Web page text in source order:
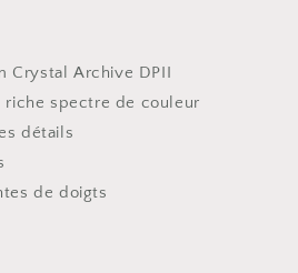
Crystal Archive DPII
riche spectre de couleur
détails
de doigts